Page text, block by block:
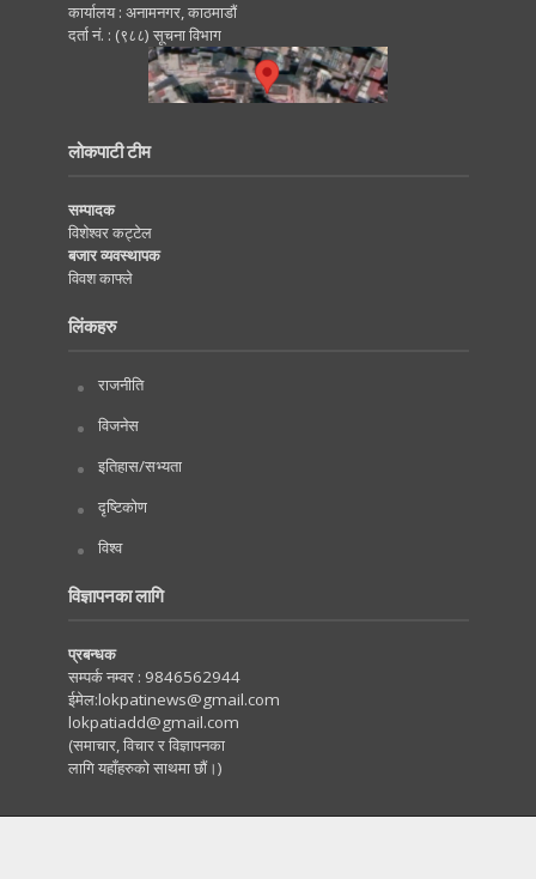
कार्यालय : अनामनगर, काठमाडाैं
दर्ता नं. : (९८८) सूचना विभाग
लोकपाटी टीम
सम्पादक
विशेश्वर कट्टेल
बजार व्यवस्थापक
विवश काफ्ले
लिंकहरु
राजनीति
विजनेस
इतिहास/सभ्यता
दृष्टिकोण
विश्व
विज्ञापनका लागि
प्रबन्धक
सम्पर्क नम्वर : 9846562944
ईमेल:lokpatinews@gmail.com
lokpatiadd@gmail.com
(समाचार, विचार र विज्ञापनका
लागि यहाँहरुको साथमा छौं।)